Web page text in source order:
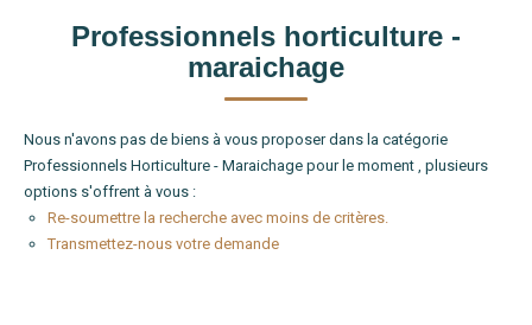
Localité
Professionnels horticulture -
maraichage
Nous n'avons pas de biens à vous proposer dans la catégorie
Professionnels Horticulture - Maraichage pour le moment , plusieurs
options s'offrent à vous :
Re-soumettre la recherche avec moins de critères.
Transmettez-nous votre demande